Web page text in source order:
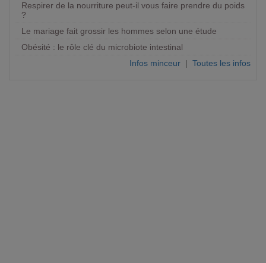
Respirer de la nourriture peut-il vous faire prendre du poids
?
Le mariage fait grossir les hommes selon une étude
Obésité : le rôle clé du microbiote intestinal
Infos minceur | Toutes les infos